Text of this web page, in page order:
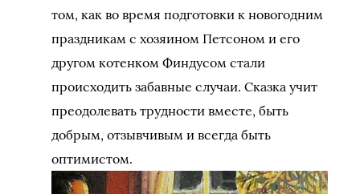
том, как во время подготовки к новогодним
праздникам с хозяином Петсоном и его
другом котенком Финдусом стали
происходить забавные случаи. Сказка учит
преодолевать трудности вместе, быть
добрым, отзывчивым и всегда быть
оптимистом.